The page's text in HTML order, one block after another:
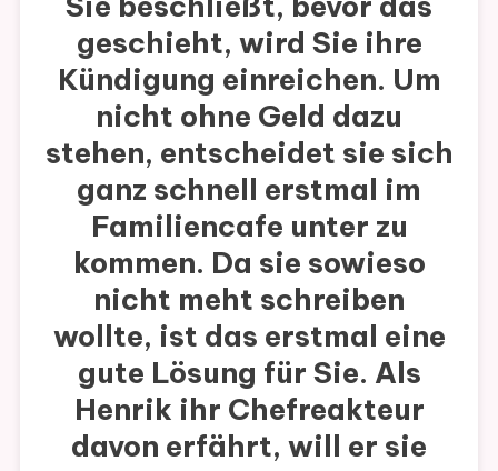
geschieht, wird Sie ihre
Kündigung einreichen. Um
nicht ohne Geld dazu
stehen, entscheidet sie sich
ganz schnell erstmal im
Familiencafe unter zu
kommen. Da sie sowieso
nicht meht schreiben
wollte, ist das erstmal eine
gute Lösung für Sie. Als
Henrik ihr Chefreakteur
davon erfährt, will er sie